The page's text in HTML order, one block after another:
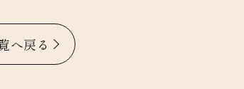
へ戻る